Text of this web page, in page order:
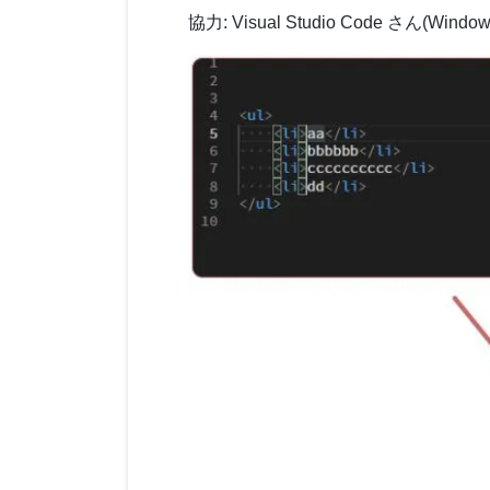
協力: Visual Studio Code さん